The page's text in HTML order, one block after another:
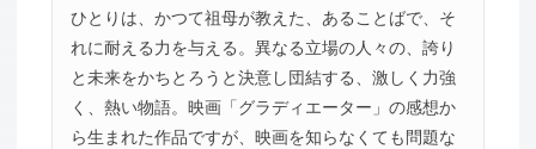
ひとりは、かつて祖母が教えた、あることばで、そ
れに耐える力を与える。異なる立場の人々の、誇り
と未来をかちとろうと決意し団結する、激しく力強
く、熱い物語。映画「グラディエーター」の感想か
ら生まれた作品ですが、映画を知らなくても問題な